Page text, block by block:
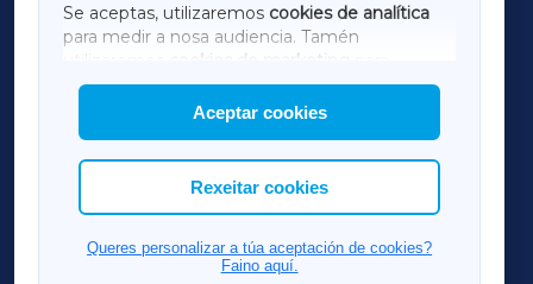
Se aceptas, utilizaremos cookies de analítica
para medir a nosa audiencia. Tamén
utilizaremos
cookies de marketing
mostrar publicidade de terceiros.
Así mesmo, podes personalizar a elección das
cookies que desexas permitir.
Aceptar cookies
Rexeitar cookies
Queres personalizar a túa aceptación de cookies?
Faino aquí.
AMARIÑAXA
RIBEIRASACRAXA
ACORUÑAXA
FERROLXA